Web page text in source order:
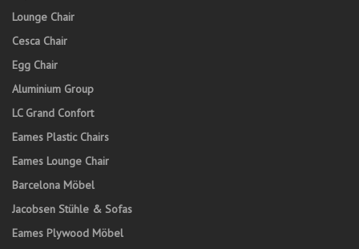
Lounge Chair
Cesca Chair
Egg Chair
Aluminium Group
LC Grand Confort
Eames Plastic Chairs
Eames Lounge Chair
Barcelona Möbel
Jacobsen Stühle & Sofas
Eames Plywood Möbel